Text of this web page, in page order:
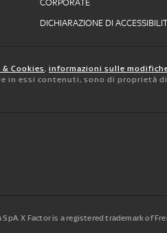
CORPORATE
DICHIARAZIONE DI
& Cookies, informazioni sulle
essi contenuti, sono di proprietà
SpA.X Factor is a registered trademark of